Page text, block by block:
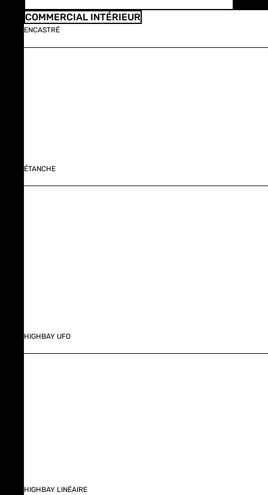
COMMERCIAL INTÉRIEUR
ENCASTRÉ
ÉTANCHE
HIGHBAY UFO
HIGHBAY LINÉAIRE